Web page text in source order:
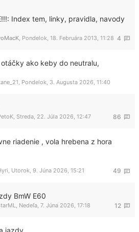
Index tem, linky, pravidla, navody
4
Pondelok, 18. Februára 2013, 11:28
ako keby do neutralu,
Pondelok, 3. Augusta 2026, 11:40
86
Streda, 22. Júla 2026, 12:47
riadenie , vola hrebena z hora
49
, Utorok, 9. Júna 2026, 15:21
BmW E60
12
Nedeľa, 7. Júna 2026, 17:18
jazdy